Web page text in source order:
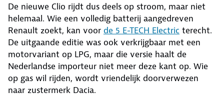
De nieuwe Clio rijdt dus deels op stroom, maar niet
helemaal. Wie een volledig batterij aangedreven
Renault zoekt, kan voor de 5 E-TECH Electric terecht.
De uitgaande editie was ook verkrijgbaar met een
motorvariant op LPG, maar die versie haalt de
Nederlandse importeur niet meer deze kant op. Wie
op gas wil rijden, wordt vriendelijk doorverwezen
naar zustermerk Dacia.